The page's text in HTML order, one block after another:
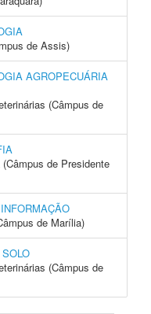
de Assis)
AGROPECUÁRIA
(Câmpus de
de Presidente
de Marília)
(Câmpus de